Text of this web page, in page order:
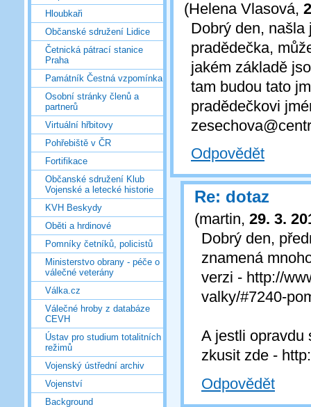
Hloubkaři
Občanské sdružení Lidice
Četnická pátrací stanice
Praha
Památník Čestná vzpomínka
Osobní stránky členů a
partnerů
Virtuální hřbitovy
Pohřebiště v ČR
Fortifikace
Občanské sdružení Klub
Vojenské a letecké historie
KVH Beskydy
Oběti a hrdinové
Pomníky četníků, policistů
Ministerstvo obrany - péče o
válečné veterány
Válka.cz
Válečné hroby z databáze
CEVH
Ústav pro studium totalitních
režimů
Vojenský ústřední archiv
Vojenství
Background
(Helena Vlasová,
Dobrý den, našla
pradědečka,
jakém základě
tam budou tato
pradědečkovi
Odpovědět
Re: dotaz
(martin, 29. 3.
Dobrý den,
znamená
verzi - http://
valky/#7240-
A jestli opravdu
zkusit zde -
Odpovědět